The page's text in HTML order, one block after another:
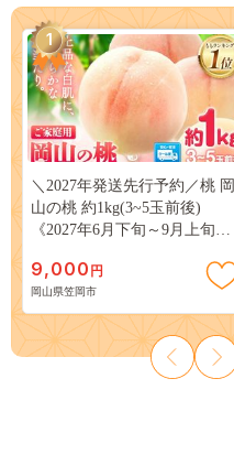
1
＼2027年発送先行予約／桃 岡
山の桃 約1kg(3~5玉前後)
《2027年6月下旬～9月上旬頃
岡山 はくとう スイーツ フル
ーツ 果物 デザート 旬 モモ も
も 先行予約 送料無料 果物 岡
山県 笠岡市 清水白桃 白鳳 白
麗 クール便---
kasaoka_zsy_419_100---
9,000 円
岡山県笠岡市